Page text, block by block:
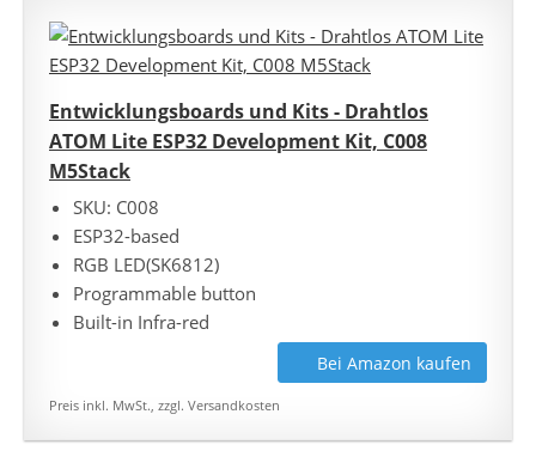
Entwicklungsboards und Kits - Drahtlos
ATOM Lite ESP32 Development Kit, C008
M5Stack
SKU: C008
ESP32-based
RGB LED(SK6812)
Programmable button
Built-in Infra-red
Bei Amazon kaufen
Preis inkl. MwSt., zzgl. Versandkosten